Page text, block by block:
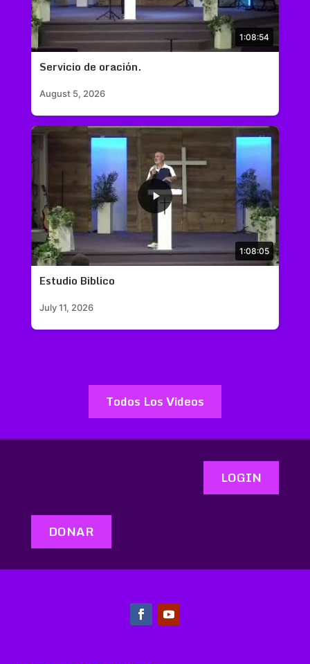
1:08:54
Servicio de oración.
August 5, 2026
1:08:05
Estudio Biblico
July 11, 2026
Todos Los Videos
LOGIN
DONAR